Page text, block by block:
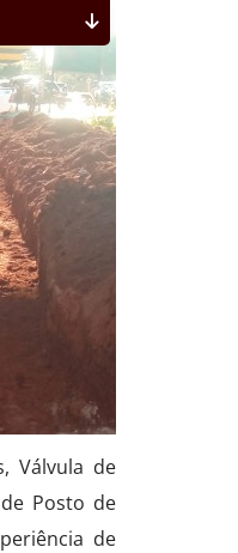
Válvula de
Posto de
de